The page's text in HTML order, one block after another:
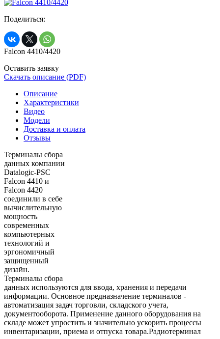
Поделиться:
Falcon 4410/4420
Оставить заявку
Скачать описание (PDF)
Описание
Характеристики
Видео
Модели
Доставка и оплата
Отзывы
Терминалы сбора
данных компании
Datalogic-PSC
Falcon 4410 и
Falcon 4420
соединили в себе
вычислительную
мощность
современных
компьютерных
технологий и
эргономичный
защищенный
дизайн.
Терминалы сбора
данных используются для ввода, хранения и передачи
информации. Основное предназначение терминалов -
автоматизация задач торговли, складского учета,
документооборота. Применение данного оборудования на
складе может упростить и значительно ускорить процессы
инвентаризации, приема и отпуска товара.Радиотерминал